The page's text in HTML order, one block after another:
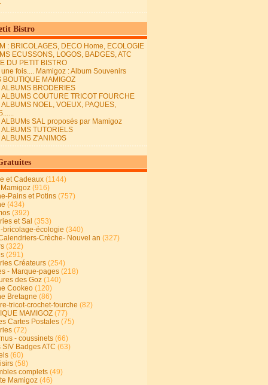
Bistro
: BRICOLAGES, DECO Home, ECOLOGIE
ECUSSONS, LOGOS, BADGES, ATC
DU PETIT BISTRO
fois.... Mamigoz : Album Souvenirs
BOUTIQUE MAMIGOZ
ALBUMS BRODERIES
ALBUMS COUTURE TRICOT FOURCHE
ALBUMS NOEL, VOEUX, PAQUES,
ALBUMs SAL proposés par Mamigoz
ALBUMS TUTORIELS
ALBUMS Z'ANIMOS
et Cadeaux (1144)
(916)
Pains et Potins (757)
(434)
(392)
et Sal (353)
bricolage-écologie (340)
Crèche- Nouvel an (327)
(322)
(291)
Créateurs (254)
- Marque-pages (218)
des Goz (140)
Cookeo (120)
Bretagne (86)
tricot-crochet-fourche (82)
MAMIGOZ (77)
Cartes Postales (75)
(72)
- coussinets (66)
Badges ATC (63)
(60)
(58)
complets (49)
Mamigoz (46)